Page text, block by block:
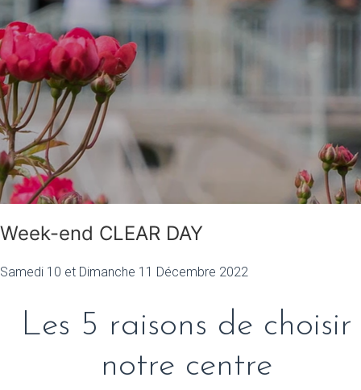
Week-end CLEAR DAY
Samedi 10 et Dimanche 11 Décembre 2022
Les 5 raisons de choisir
notre centre